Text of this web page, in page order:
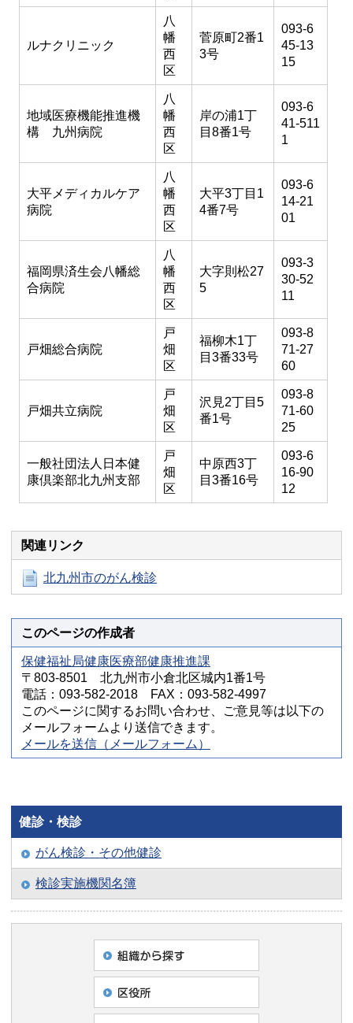
ルナクリニック
八
幡
西
区
菅原町2番1
3号
093-6
45-13
15
地域医療機能推進機
構 九州病院
八
幡
西
区
岸の浦1丁
目8番1号
093-6
41-511
1
大平メディカルケア
病院
八
幡
西
区
大平3丁目1
4番7号
093-6
14-21
01
福岡県済生会八幡総
合病院
八
幡
西
区
大字則松27
5
093-3
30-52
11
戸畑総合病院
戸
畑
区
福柳木1丁
目3番33号
093-8
71-27
60
戸畑共立病院
戸
畑
区
沢見2丁目5
番1号
093-8
71-60
25
一般社団法人日本健
康倶楽部北九州支部
戸
畑
区
中原西3丁
目3番16号
093-6
16-90
12
関連リンク
北九州市のがん検診
このページの作成者
保健福祉局健康医療部健康推進課
〒803-8501 北九州市小倉北区城内1番1号
電話：093-582-2018 FAX：093-582-4997
このページに関するお問い合わせ、ご意見等は以下の
メールフォームより送信できます。
メールを送信（メールフォーム）
健診・検診
がん検診・その他健診
検診実施機関名簿